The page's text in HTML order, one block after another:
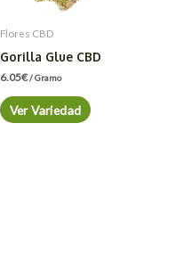
Flores CBD
Gorilla Glue CBD
6.05€/ Gramo
Ver Variedad